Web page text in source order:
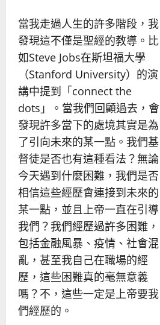
當我走過人生的許多階段，我
發現這不僅是聖經的教導。比
如Steve Jobs在斯坦福大學
（Stanford University）的演
講中提到「connect the
dots」。當我們回顧過去，會
發現許多當下的處境其實是為
了引向未來的某一點。我們基
督徒是否也有這種看法？無論
今天遇到什麼困難，我們是否
相信這些經歷會連接到未來的
某一點，並且上帝一直在引導
我們？我們經歷過許多困難，
包括金融風暴、疫情、社會混
亂，甚至我自己在職場的經
歷，這些困難真的毫無意義
嗎？不，這些一定是上帝要我
們經歷的。